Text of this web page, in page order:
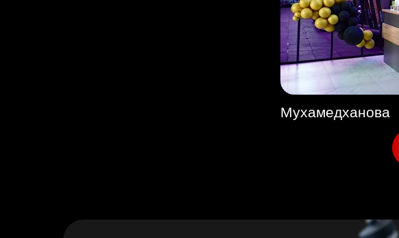
НА
ЦЕЛЫЙ ГОД
С ТРЕНЕРОМ
приобрести всего за 16 666 тг
Мухамедханова